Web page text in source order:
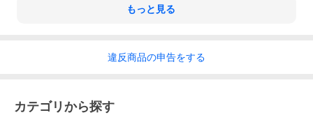
もっと見る
違反商品の申告をする
カテゴリから探す